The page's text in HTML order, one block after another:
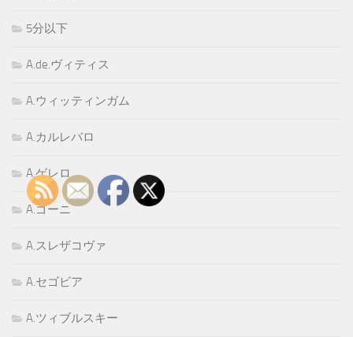
5分以下
A.de.ヴィティス
A.ウィッティンガム
A.カルレバロ
A.ゲレロ
A.ゴーニ
A.スレザコヴァ
A.セゴビア
A.ツィブルスキー